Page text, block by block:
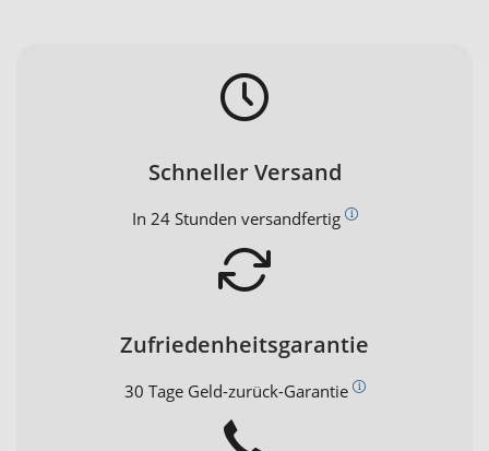
Schneller Versand
In 24 Stunden versandfertig
Zufriedenheitsgarantie
30 Tage Geld-zurück-Garantie